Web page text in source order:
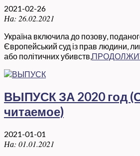
2021-02-26
На: 26.02.2021
Україна включила до позову,
Європейський суд із прав людини,
або політичних убивств,
ВЫПУСК ЗА 2020 год
читаемое)
2021-01-01
На: 01.01.2021